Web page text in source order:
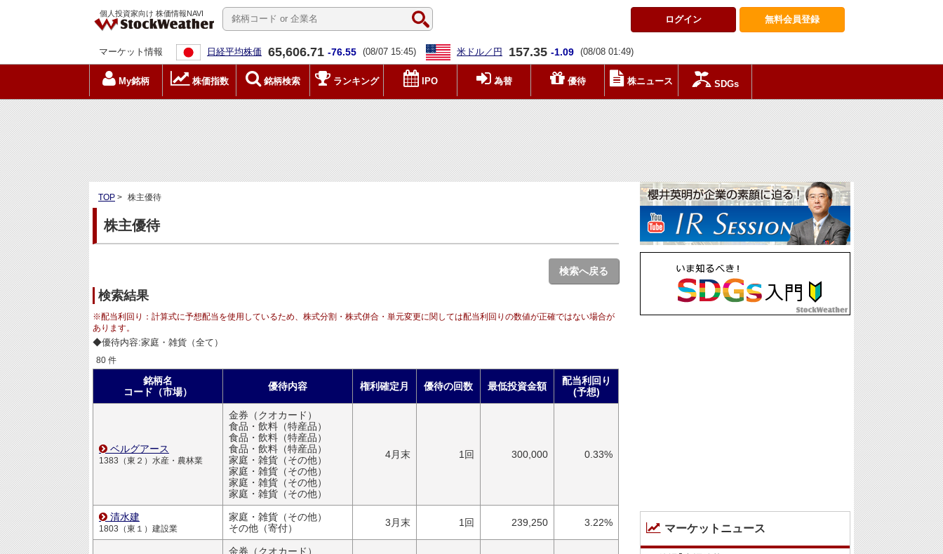
個人投資家向け 株価情報NAVI
無料会員登録
ログイン
マーケット情報 日経平均株価 65,606.71 -76.55 (08/07 15:45) 米ドル／円 157.35 -1.09 (08/08 01:49)
My銘柄 株価指数 銘柄検索 ランキング IPO 為替 優待 株ニュース SDGs
TOP > 株主優待
株主優待
検索へ戻る
検索結果
※配当利回り：計算式に予想配当を使用しているため、株式分割・株式併合・単元変更に関しては配当利回りの数値が正確ではない場合が
あります。
◆優待内容:家庭・雑貨（全て）
80 件
銘柄名
コード（市場）
優待内容 権利確定月 優待の回数 最低投資金額
配当利回り
(予想)
ベルグアース
1383（東２）水産・農林業
金券（クオカード）
食品・飲料（特産品）
食品・飲料（特産品）
食品・飲料（特産品）
家庭・雑貨（その他）
家庭・雑貨（その他）
家庭・雑貨（その他）
家庭・雑貨（その他）
4月末 1回 300,000 0.33%
清水建
1803（東１）建設業
家庭・雑貨（その他）
その他（寄付）
3月末 1回 239,250 3.22%
金券（クオカード）
マーケットニュース